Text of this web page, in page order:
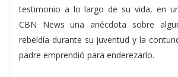
testimonio a lo largo de su vida, en
CBN News una anécdota sobre
rebeldía durante su juventud y la
padre emprendió para enderezarlo.